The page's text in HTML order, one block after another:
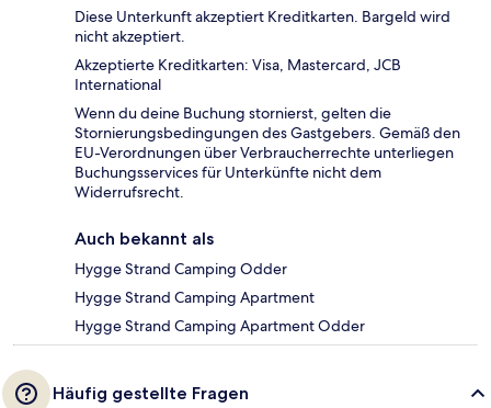
Diese Unterkunft akzeptiert Kreditkarten. Bargeld wird
nicht akzeptiert.
Akzeptierte Kreditkarten: Visa, Mastercard, JCB
International
Wenn du deine Buchung stornierst, gelten die
Stornierungsbedingungen des Gastgebers. Gemäß den
EU-Verordnungen über Verbraucherrechte unterliegen
Buchungsservices für Unterkünfte nicht dem
Widerrufsrecht.
Auch bekannt als
Hygge Strand Camping Odder
Hygge Strand Camping Apartment
Hygge Strand Camping Apartment Odder
Häufig gestellte Fragen